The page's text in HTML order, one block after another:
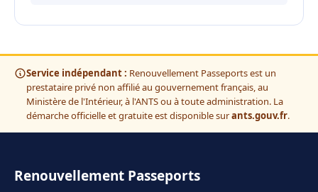
Service indépendant : Renouvellement Passeports est un
prestataire privé non affilié au gouvernement français, au
Ministère de l'Intérieur, à l'ANTS ou à toute administration. La
démarche officielle et gratuite est disponible surants.gouv.fr.
Renouvellement Passeports